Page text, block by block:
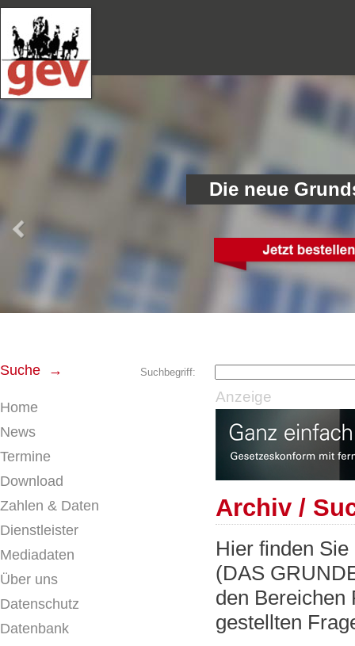
Suche → Suchbegriff:
Home
News
Termine
Download
Zahlen & Daten
Dienstleister
Mediadaten
Über uns
Datenschutz
Datenbank
Anzeige
Archiv /
Hier finden
(DAS
den Bereichen
gestellten
Die neue